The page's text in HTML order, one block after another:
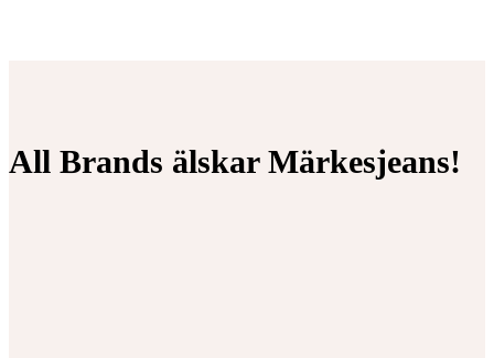
All Brands älskar Märkesjeans!